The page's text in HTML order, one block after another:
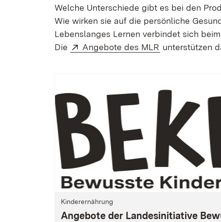
Welche Unterschiede gibt es bei den
Wie wirken sie auf die persönliche
Lebenslanges Lernen verbindet sich
Die
Extern:
Angebote des MLR (Öffnet in
unterstützen
Kinderernährung
Angebote der Landesinitiative